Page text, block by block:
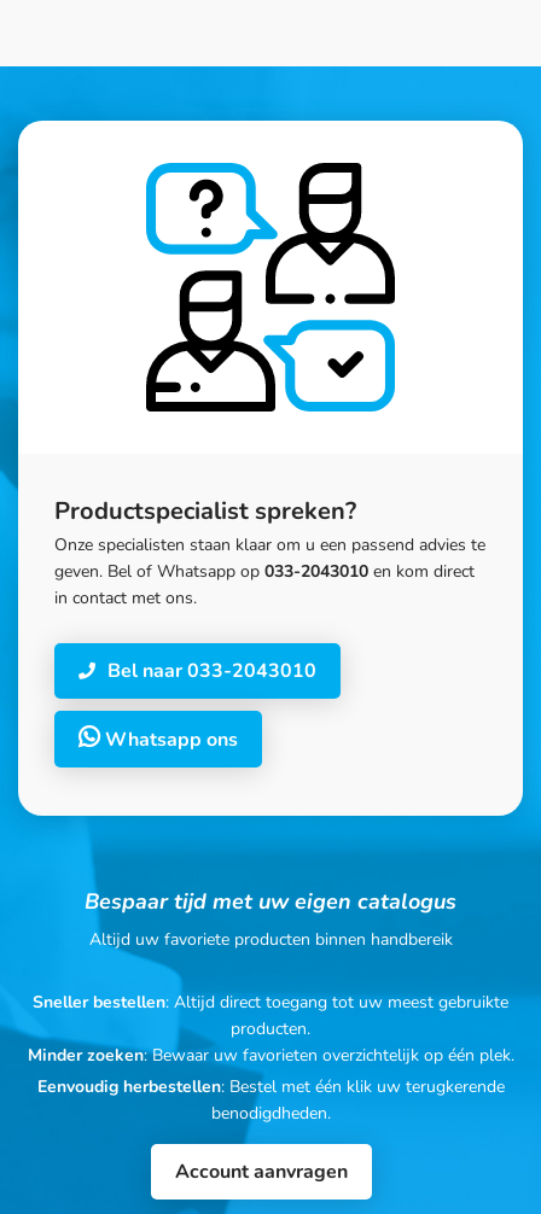
Productspecialist spreken?
Onze specialisten staan klaar om u een passend advies te
geven. Bel of Whatsapp op 033-2043010 en kom direct
in contact met ons.
Bel naar 033-2043010
Whatsapp ons
Bespaar tijd met uw eigen catalogus
Altijd uw favoriete producten binnen handbereik
Sneller bestellen: Altijd direct toegang tot uw meest gebruikte
producten.
Minder zoeken: Bewaar uw favorieten overzichtelijk op één plek.
Eenvoudig herbestellen: Bestel met één klik uw terugkerende
benodigdheden.
Account aanvragen